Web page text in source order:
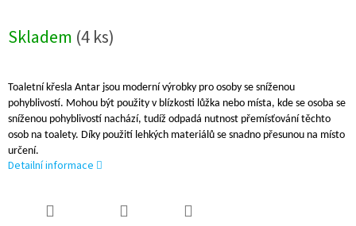
Skladem (4 ks)
Toaletní křesla Antar jsou moderní výrobky pro osoby se sníženou
pohyblivostí. Mohou být použity v blízkosti lůžka nebo místa, kde se osoba se
sníženou pohyblivostí nachází, tudíž odpadá nutnost přemísťování těchto
osob na toalety. Díky použití lehkých materiálů se snadno přesunou na místo
určení.
Detailní informace